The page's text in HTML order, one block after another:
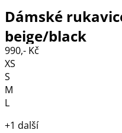
Dámské
beige/black
990,- Kč
XS
S
M
L
+1 další